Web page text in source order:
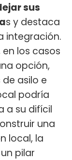
sus
s y destaca
integración.
los casos
opción,
asilo e
podría
a su difícil
una
local, la
pilar